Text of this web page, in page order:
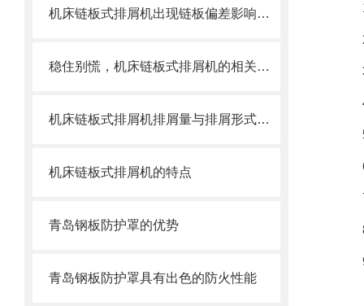
机床链板式排屑机出现链板偏差影响效率了怎么办？
稳住别慌，机床链板式排屑机的相关信息马上来
机床链板式排屑机排屑量与排屑形式有很大关系
机床链板式排屑机的特点
青岛钢板防护罩的优势
青岛钢板防护罩具有出色的防火性能